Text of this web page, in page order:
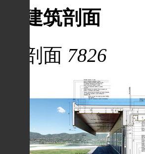
建筑剖面
剖面 7826